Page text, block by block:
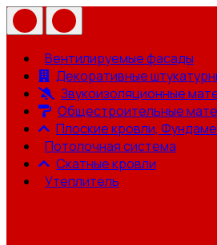
Вентилируемые фасады
Декоративные
Звукоизоляционные
Общестроительные
Плоские кровли,
Потолочная система
Скатные кровли
Утеплитель